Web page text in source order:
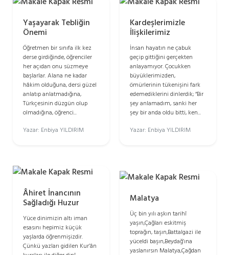
Yaşayarak Tebliğin
Önemi
Öğretmen bir sınıfa ilk kez
derse girdiğinde, öğrenciler
her açıdan onu süzmeye
başlarlar. Alana ne kadar
hâkim olduğuna, dersi güzel
anlatıp anlatmadığına,
Türkçesinin düzgün olup
olmadığına, öğrenci...
Yazar: Enbiya YILDIRIM
Kardeşlerimizle
İlişkilerimiz
İnsan hayatın ne çabuk
geçip gittiğini gerçekten
anlayamıyor. Çocukken
büyüklerimizden,
ömürlerinin tükenişini fark
edemediklerini dinlerdik; “Bir
şey anlamadım, sanki her
şey bir anda oldu bitti, ken...
Yazar: Enbiya YILDIRIM
Âhiret İnancının
Sağladığı Huzur
Yüce dinimizin altı iman
esasını hepimiz küçük
yaşlarda öğrenmişizdir.
Çünkü yazları gidilen Kur’ân
Malatya
Üç bin yılı aşkın tarihî
yaşın,Çağları eskitmiş
toprağın, taşın,Battalgazi ile
yüceldi başın,Beydağ’ına
yaslanırsın Malatya,Çağdan